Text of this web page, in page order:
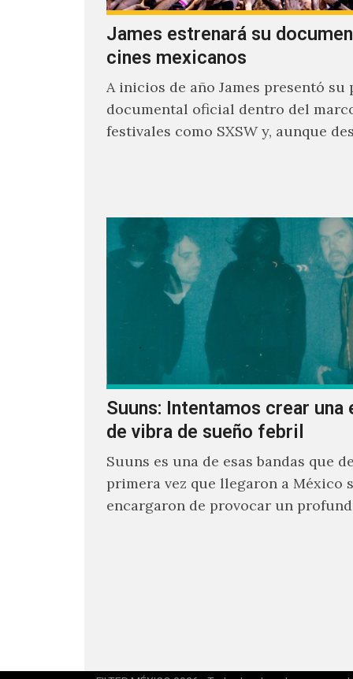
James estrenará su
cines mexicanos
A inicios de año James presentó su
documental oficial dentro del
festivales como SXSW y, aunque
Suuns: Intentamos crear una
de vibra de sueño febril
Suuns es una de esas bandas que
primera vez que llegaron a México
encargaron de provocar un